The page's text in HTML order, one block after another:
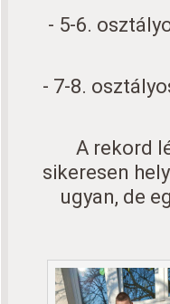
- 5-6.
- 7-8.
A rekord
sikeresen
ugyan, de